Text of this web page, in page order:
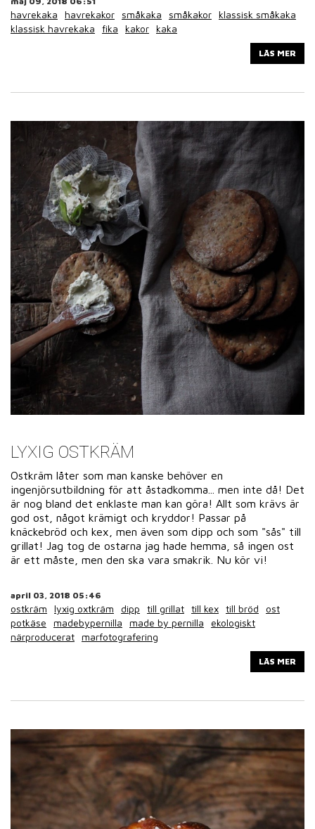
havrekaka havrekakor småkaka småkakor klassisk småkaka
klassisk havrekaka
fika kakor kaka
LÄS MER
LYXIG OSTKRÄM
Ostkräm låter som man kanske behöver en
ingenjörsutbildning för att åstadkomma... men inte då! Det
är nog bland det enklaste man kan göra! Allt som krävs är
god ost, något krämigt och kryddor! Passar på
knäckebröd och kex, men även som dipp och som "sås" till
grillat! Jag tog de ostarna jag hade hemma, så ingen ost
är ett måste, men den ska vara smakrik. Nu kör vi!
april 03, 2018 05:46
ostkräm lyxig oxtkräm dipp till grillat till kex till bröd
ost
potkäse
madebypernilla made by pernilla
ekologiskt
närproducerat marfotografering
LÄS MER